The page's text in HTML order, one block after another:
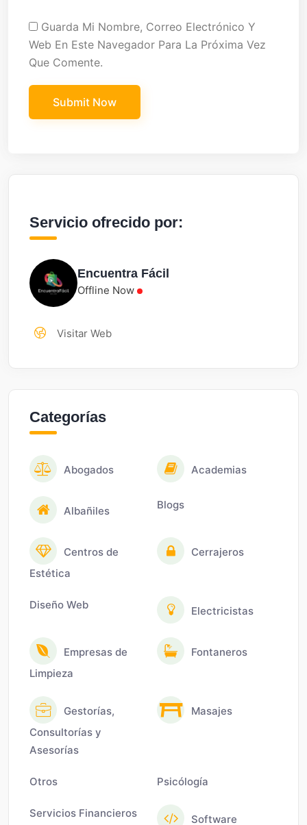
Guarda Mi Nombre, Correo Electrónico Y
Web En Este Navegador Para La Próxima Vez
Que Comente.
Servicio ofrecido por:
Encuentra Fácil
Offline Now
Visitar Web
Categorías
Abogados Academias
Albañiles Blogs
Centros de
Estética
Cerrajeros
Diseño Web Electricistas
Empresas de
Limpieza
Fontaneros
Gestorías,
Consultorías y
Asesorías
Masajes
Otros Psicólogía
Servicios Financieros Software